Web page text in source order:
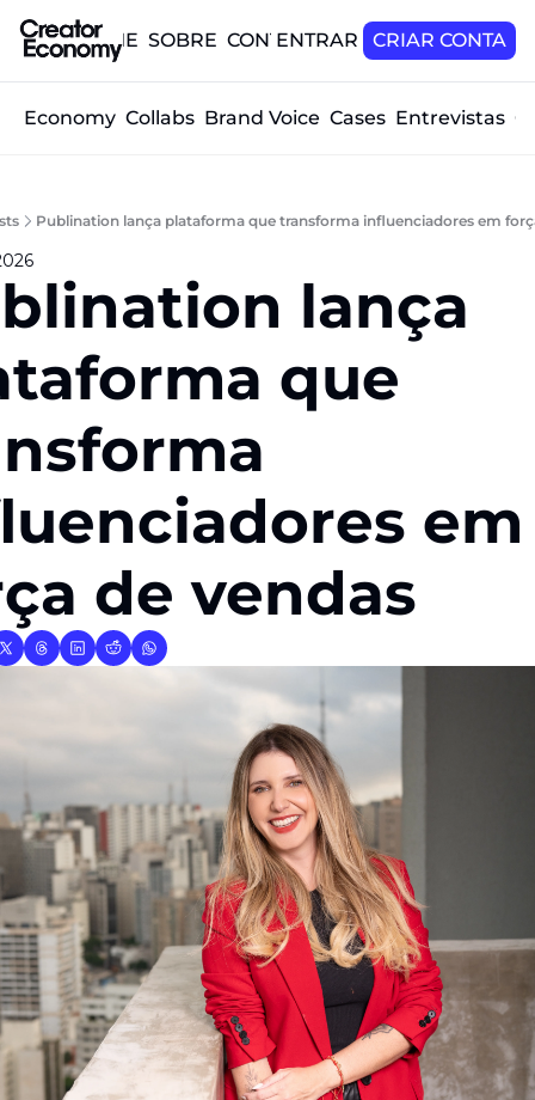
HOME SOBRE CONTATOENTRAR CRIAR CONTA
Economy Collabs Brand Voice Cases Entrevistas
Publination lança plataforma que transforma influenciadores em
lança
que
em
de vendas